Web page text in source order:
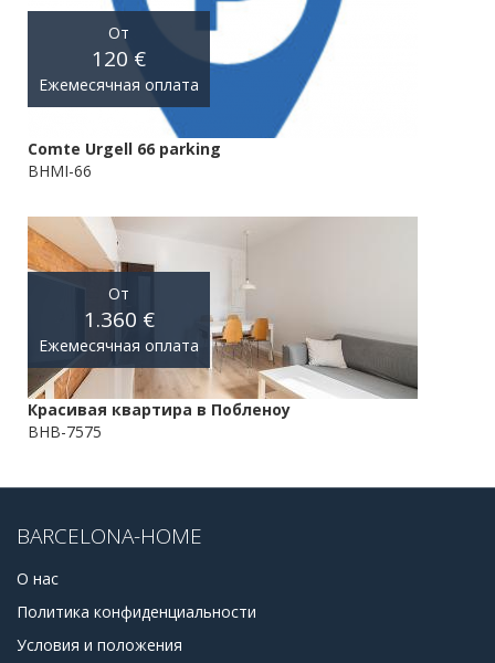
От
120 €
Ежемесячная оплата
Comte Urgell 66 parking
BHMI-66
От
1.360 €
Ежемесячная оплата
Красивая квартира в Побленоу
BHB-7575
BARCELONA-HOME
О нас
Политика конфиденциальности
Условия и положения